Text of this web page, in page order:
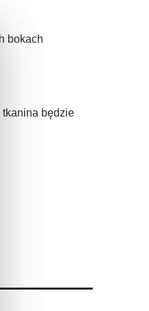
bokach
tkanina będzie